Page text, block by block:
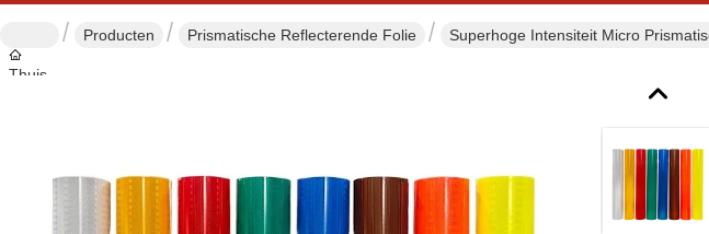
Thuis
Producten Prismatische Reflecterende Folie Superhoge Intensiteit Micro